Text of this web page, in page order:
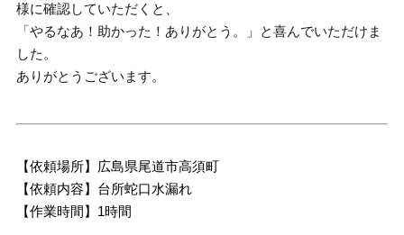
様に確認していただくと、
「やるなあ！助かった！ありがとう。」と喜んでいただけま
した。
ありがとうございます。
【依頼場所】広島県尾道市高須町
【依頼内容】台所蛇口水漏れ
【作業時間】1時間